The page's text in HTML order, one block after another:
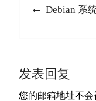
Previous
Debian 系
发表回复
您的邮箱地址不会